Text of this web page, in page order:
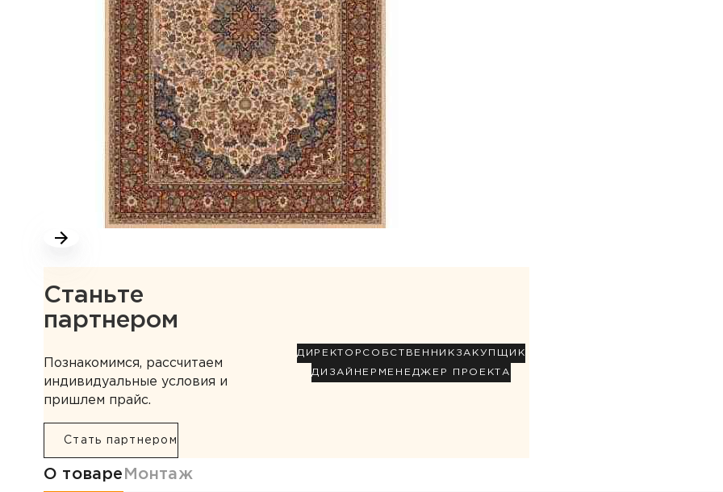
Станьте
партнером
Познакомимся, рассчитаем
индивидуальные условия и
пришлем прайс.
Стать партнером
ДИРЕКТОР СОБСТВЕННИК ЗАКУПЩИК
ДИЗАЙНЕР МЕНЕДЖЕР ПРОЕКТА
Информация о товаре
О товаре Монтаж